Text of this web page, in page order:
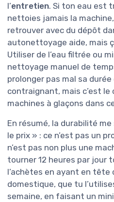
l’entretien. Si ton eau est
nettoies jamais la
retrouver avec du dépôt
autonettoyage aide, mais
Utiliser de l’eau filtrée ou
nettoyage manuel de
prolonger pas mal sa durée
contraignant, mais c’est
machines à glaçons dans
En résumé, la durabilité
le prix » : ce n’est pas un
n’est pas non plus une
tourner 12 heures par jour
l’achètes en ayant en tête
domestique, que tu
semaine, en faisant un